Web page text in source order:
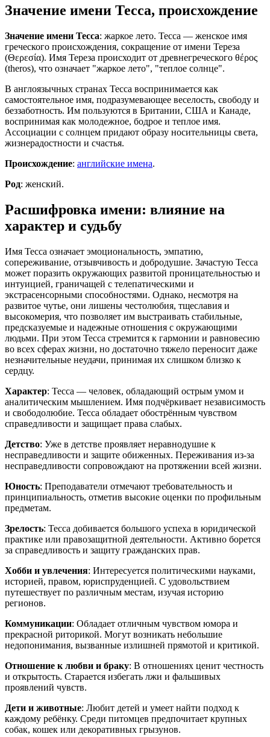
Значение имени Тесса, происхождение
Значение имени Тесса: жаркое лето. Тесса — женское имя
греческого происхождения, сокращение от имени Тереза
(Θερεσία). Имя Тереза происходит от древнегреческого θέρος
(theros), что означает "жаркое лето", "теплое солнце".
В англоязычных странах Тесса воспринимается как
самостоятельное имя, подразумевающее веселость, свободу и
беззаботность. Им пользуются в Британии, США и Канаде,
воспринимая как молодежное, бодрое и теплое имя.
Ассоциации с солнцем придают образу носительницы света,
жизнерадостности и счастья.
Происхождение: английские имена.
Род: женский.
Расшифровка имени: влияние на
характер и судьбу
Имя Тесса означает эмоциональность, эмпатию,
сопереживание, отзывчивость и добродушие. Зачастую Тесса
может поразить окружающих развитой проницательностью и
интуицией, граничащей с телепатическими и
экстрасенсорными способностями. Однако, несмотря на
развитое чутье, они лишены честолюбия, тщеславия и
высокомерия, что позволяет им выстраивать стабильные,
предсказуемые и надежные отношения с окружающими
людьми. При этом Тесса стремится к гармонии и равновесию
во всех сферах жизни, но достаточно тяжело переносит даже
незначительные неудачи, принимая их слишком близко к
сердцу.
Характер: Тесса — человек, обладающий острым умом и
аналитическим мышлением. Имя подчёркивает независимость
и свободолюбие. Тесса обладает обострённым чувством
справедливости и защищает права слабых.
Детство: Уже в детстве проявляет неравнодушие к
несправедливости и защите обиженных. Переживания из-за
несправедливости сопровождают на протяжении всей жизни.
Юность: Преподаватели отмечают требовательность и
принципиальность, отметив высокие оценки по профильным
предметам.
Зрелость: Тесса добивается большого успеха в юридической
практике или правозащитной деятельности. Активно борется
за справедливость и защиту гражданских прав.
Хобби и увлечения: Интересуется политическими науками,
историей, правом, юриспруденцией. С удовольствием
путешествует по различным местам, изучая историю
регионов.
Коммуникации: Обладает отличным чувством юмора и
прекрасной риторикой. Могут возникать небольшие
недопонимания, вызванные излишней прямотой и критикой.
Отношение к любви и браку: В отношениях ценит честность
и открытость. Старается избегать лжи и фальшивых
проявлений чувств.
Дети и животные: Любит детей и умеет найти подход к
каждому ребёнку. Среди питомцев предпочитает крупных
собак, кошек или декоративных грызунов.